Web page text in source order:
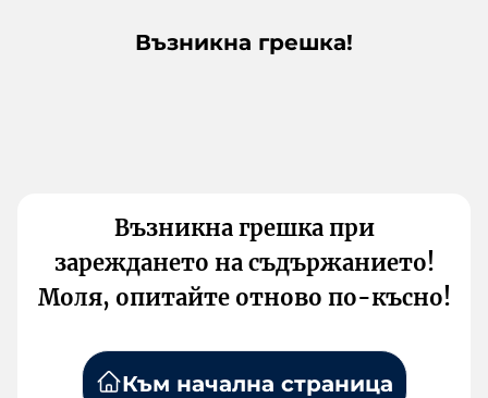
Възникна грешка!
Възникна грешка при
зареждането на съдържанието!
Моля, опитайте отново по-късно!
Към начална страница